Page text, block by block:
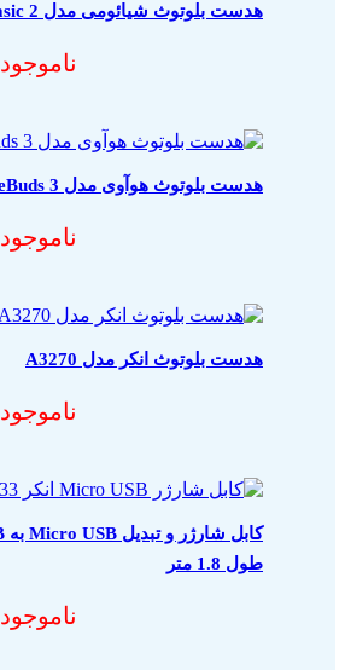
هدست بلوتوث شیائومی مدل 2 Earbuds Basic
ناموجود
هدست بلوتوث هوآوی مدل FreeBuds 3
ناموجود
هدست بلوتوث انکر مدل A3270
ناموجود
طول 1.8 متر
ناموجود